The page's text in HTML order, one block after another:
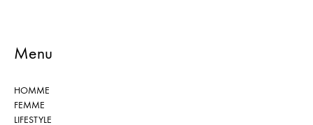
Menu
HOMME
FEMME
LIFESTYLE